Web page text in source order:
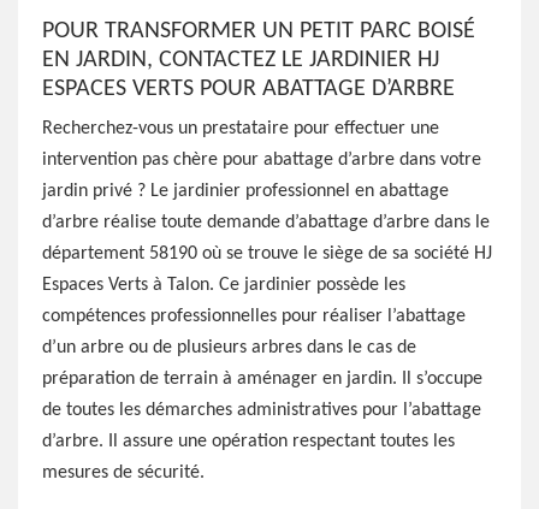
POUR TRANSFORMER UN PETIT PARC BOISÉ
EN JARDIN, CONTACTEZ LE JARDINIER HJ
ESPACES VERTS POUR ABATTAGE D’ARBRE
Recherchez-vous un prestataire pour effectuer une
intervention pas chère pour abattage d’arbre dans votre
jardin privé ? Le jardinier professionnel en abattage
d’arbre réalise toute demande d’abattage d’arbre dans le
département 58190 où se trouve le siège de sa société HJ
Espaces Verts à Talon. Ce jardinier possède les
compétences professionnelles pour réaliser l’abattage
d’un arbre ou de plusieurs arbres dans le cas de
préparation de terrain à aménager en jardin. Il s’occupe
de toutes les démarches administratives pour l’abattage
d’arbre. Il assure une opération respectant toutes les
mesures de sécurité.